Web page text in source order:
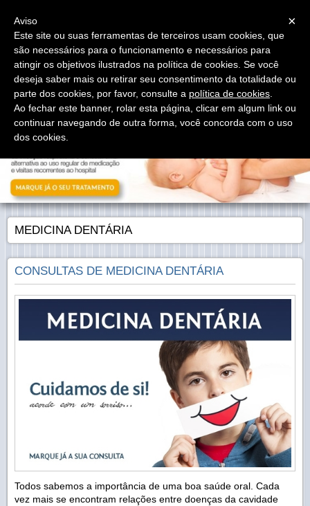
MEDICINA DENTÁRIA
CONSULTAS DE MEDICINA DENTÁRIA
Todos sabemos a importância de uma boa saúde oral. Cada
vez mais se encontram relações entre doenças da cavidade
×
Aviso
Este site ou suas ferramentas de terceiros usam cookies, que
são necessários para o funcionamento e necessários para
atingir os objetivos ilustrados na política de cookies. Se você
deseja saber mais ou retirar seu consentimento da totalidade ou
parte dos cookies, por favor, consulte a política de cookies
Ao fechar este banner, rolar esta página, clicar em algum link ou
continuar navegando de outra forma, você concorda com o uso
dos cookies.